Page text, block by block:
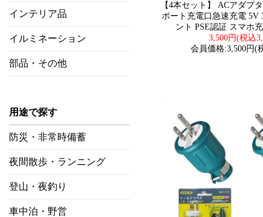
インテリア品
イルミネーション
部品・その他
用途で探す
防災・非常時備蓄
夜間散歩・ランニング
登山・夜釣り
車中泊・野営
【4本セット】 ACアダプ
ポート充電口急速充電 5V
ント PSE認証 スマホ
3,500円(税込
会員価格:3,500円(